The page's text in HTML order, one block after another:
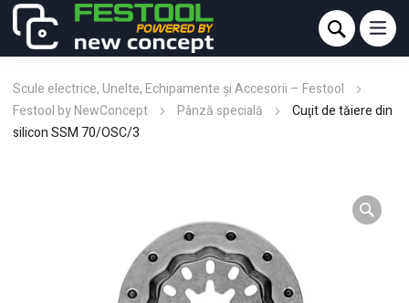
Scule electrice, Unelte, Echipamente și Accesorii – Festool
Festool by NewConcept
Pânză specială
Cuţit de tăiere din
silicon SSM 70/OSC/3